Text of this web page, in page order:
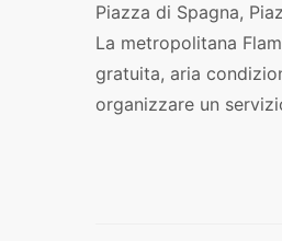
Piazza di Spagna,
La metropolitana
gratuita, aria
organizzare un